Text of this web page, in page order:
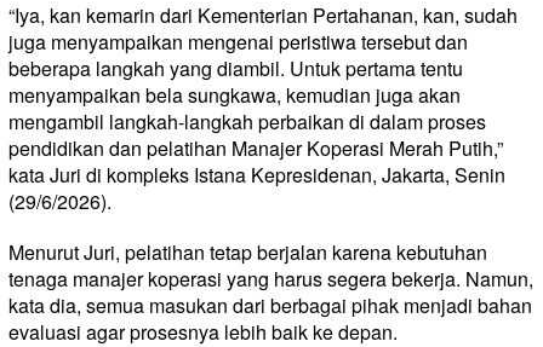
“Iya, kan kemarin dari Kementerian Pertahanan, kan, sudah
juga menyampaikan mengenai peristiwa tersebut dan
beberapa langkah yang diambil. Untuk pertama tentu
menyampaikan bela sungkawa, kemudian juga akan
mengambil langkah-langkah perbaikan di dalam proses
pendidikan dan pelatihan Manajer Koperasi Merah Putih,”
kata Juri di kompleks Istana Kepresidenan, Jakarta, Senin
(29/6/2026).
Menurut Juri, pelatihan tetap berjalan karena kebutuhan
tenaga manajer koperasi yang harus segera bekerja. Namun,
kata dia, semua masukan dari berbagai pihak menjadi bahan
evaluasi agar prosesnya lebih baik ke depan.